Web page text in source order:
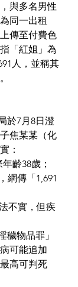
與多名男性
同一出租
傳至付費色
「紅姐」為
人，並稱其
焦某某（化
：
年齡38歲；
可能追加
高可判死